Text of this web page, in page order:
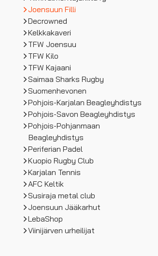
Joensuun Filli
Decrowned
Kelkkakaveri
TFW Joensuu
TFW Kilo
TFW Kajaani
Saimaa Sharks Rugby
Suomenhevonen
Pohjois-Karjalan Beagleyhdistys
Pohjois-Savon Beagleyhdistys
Pohjois-Pohjanmaan
Beagleyhdistys
Periferian Padel
Kuopio Rugby Club
Karjalan Tennis
AFC Keltik
Susiraja metal club
Joensuun Jääkarhut
LebaShop
Viinijärven urheilijat